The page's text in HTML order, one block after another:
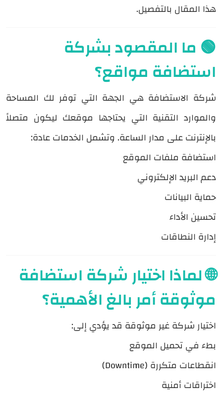
هذا المقال بالتفصيل.
🟢 ما المقصود بشركة
استضافة مواقع؟
شركة الاستضافة هي الجهة التي توفر لك المساحة
والموارد التقنية التي يحتاجها موقعك ليكون متصلاً
بالإنترنت على مدار الساعة. وتشمل الخدمات عادة:
استضافة ملفات الموقع
دعم البريد الإلكتروني
حماية البيانات
تحسين الأداء
إدارة النطاقات
🌐 لماذا اختيار شركة استضافة
موثوقة أمر بالغ الأهمية؟
اختيار شركة غير موثوقة قد يؤدي إلى:
بطء في تحميل الموقع
انقطاعات متكررة (Downtime)
اختراقات أمنية